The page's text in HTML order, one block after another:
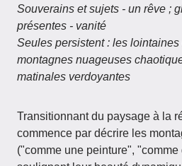
Souverains et sujets - un rêve ;
présentes - vanité
Seules persistent : les
montagnes nuageuses
matinales verdoyantes
Transitionnant du paysage à la
commence par décrire les
("comme une peinture", "comme